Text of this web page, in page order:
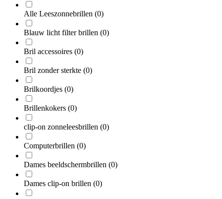
Alle Leeszonnebrillen (0)
Blauw licht filter brillen (0)
Bril accessoires (0)
Bril zonder sterkte (0)
Brilkoordjes (0)
Brillenkokers (0)
clip-on zonneleesbrillen (0)
Computerbrillen (0)
Dames beeldschermbrillen (0)
Dames clip-on brillen (0)